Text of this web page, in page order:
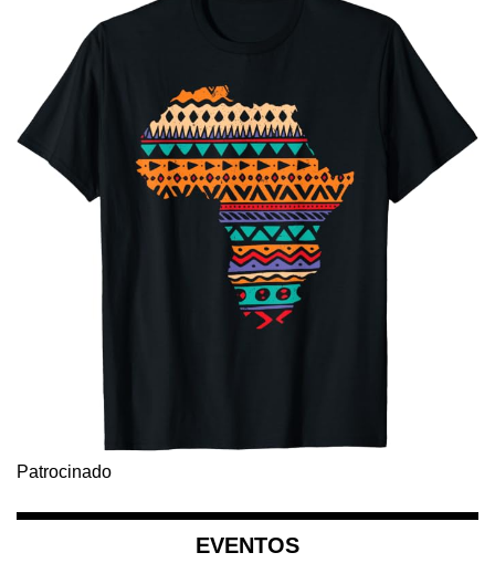
Patrocinado
EVENTOS